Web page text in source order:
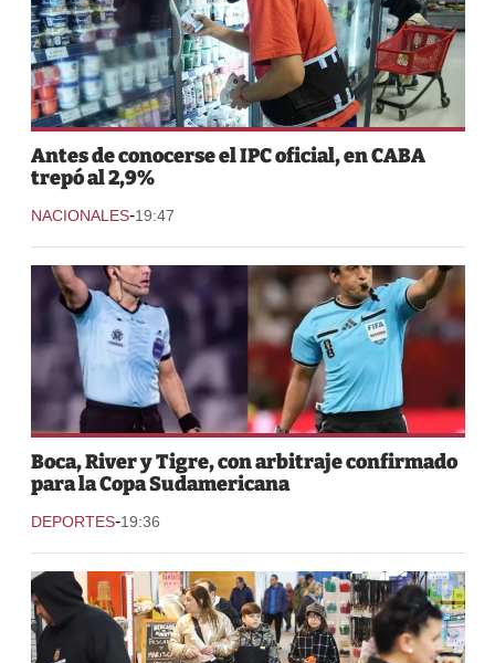
Antes de conocerse el IPC oficial, en CABA
trepó al 2,9%
NACIONALES-19:47
Boca, River y Tigre, con arbitraje confirmado
para la Copa Sudamericana
DEPORTES-19:36